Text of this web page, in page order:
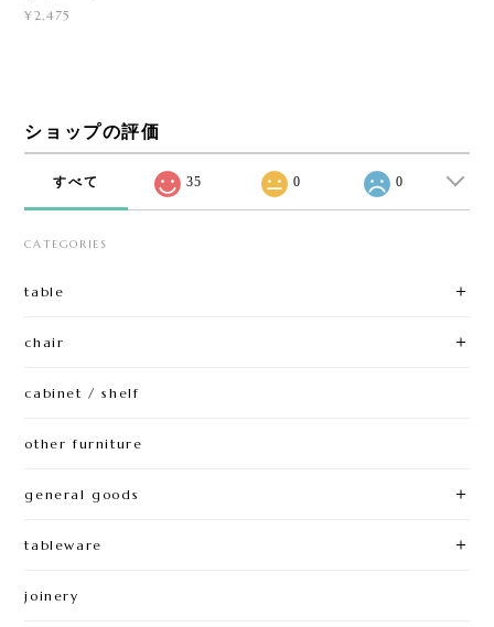
¥2,475
ショップの評価
すべて 35 0 0
CATEGORIES
table
chair
cabinet / shelf
other furniture
general goods
tableware
joinery